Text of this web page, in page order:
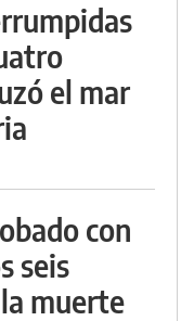
el mar
con
seis
muerte